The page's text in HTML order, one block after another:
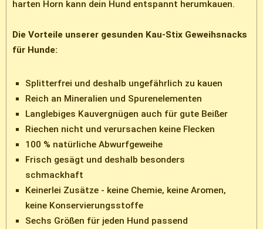
harten Horn kann dein Hund entspannt herumkauen.
Die Vorteile unserer gesunden Kau-Stix Geweihsnacks
für Hunde:
Splitterfrei und deshalb ungefährlich zu kauen
Reich an Mineralien und Spurenelementen
Langlebiges Kauvergnügen auch für gute Beißer
Riechen nicht und verursachen keine Flecken
100 % natürliche Abwurfgeweihe
Frisch gesägt und deshalb besonders
schmackhaft
Keinerlei Zusätze - keine Chemie, keine Aromen,
keine Konservierungsstoffe
Sechs Größen für jeden Hund passend